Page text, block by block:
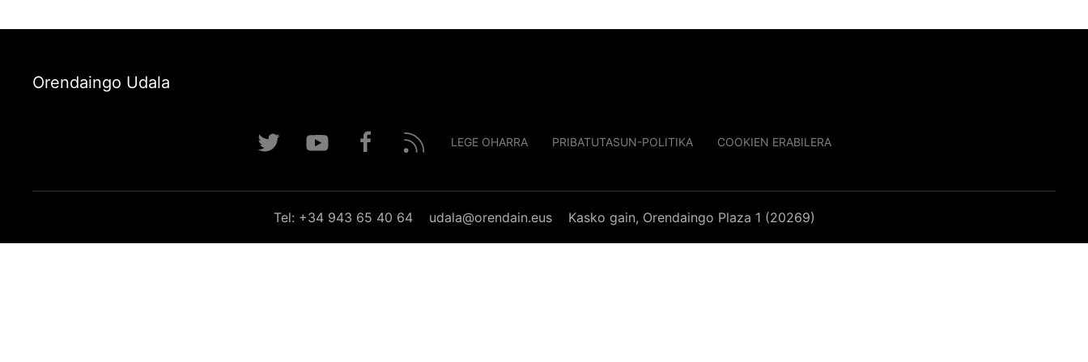
Orendaingo Udala
LEGE OHARRA PRIBATUTASUN-POLITIKA COOKIEN ERABILERA
Tel: +34 943 65 40 64 udala@orendain.eus Kasko gain, Orendaingo Plaza 1 (20269)